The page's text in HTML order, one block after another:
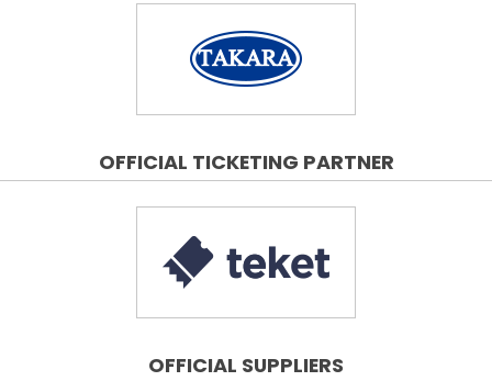
OFFICIAL TICKETING PARTNER
OFFICIAL SUPPLIERS